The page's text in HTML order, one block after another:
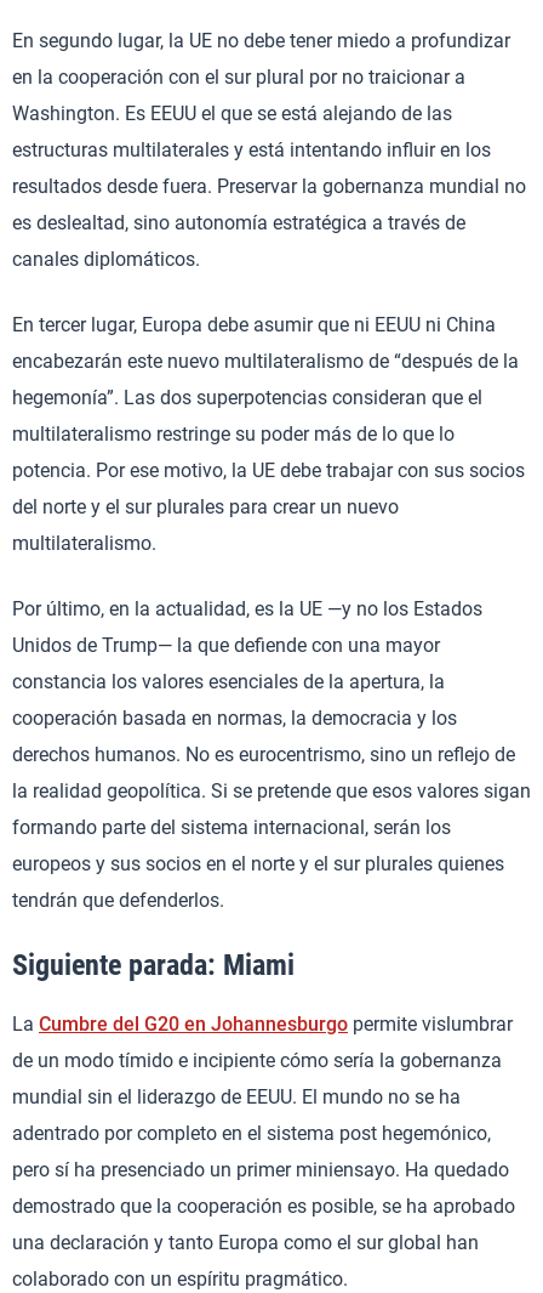
En segundo lugar, la UE no debe tener miedo a profundizar
en la cooperación con el sur plural por no traicionar a
Washington. Es EEUU el que se está alejando de las
estructuras multilaterales y está intentando influir en los
resultados desde fuera. Preservar la gobernanza mundial no
es deslealtad, sino autonomía estratégica a través de
canales diplomáticos.
En tercer lugar, Europa debe asumir que ni EEUU ni China
encabezarán este nuevo multilateralismo de “después de la
hegemonía”. Las dos superpotencias consideran que el
multilateralismo restringe su poder más de lo que lo
potencia. Por ese motivo, la UE debe trabajar con sus socios
del norte y el sur plurales para crear un nuevo
multilateralismo.
Por último, en la actualidad, es la UE —y no los Estados
Unidos de Trump— la que defiende con una mayor
constancia los valores esenciales de la apertura, la
cooperación basada en normas, la democracia y los
derechos humanos. No es eurocentrismo, sino un reflejo de
la realidad geopolítica. Si se pretende que esos valores sigan
formando parte del sistema internacional, serán los
europeos y sus socios en el norte y el sur plurales quienes
tendrán que defenderlos.
Siguiente parada: Miami
La Cumbre del G20 en Johannesburgo permite vislumbrar
de un modo tímido e incipiente cómo sería la gobernanza
mundial sin el liderazgo de EEUU. El mundo no se ha
adentrado por completo en el sistema post hegemónico,
pero sí ha presenciado un primer miniensayo. Ha quedado
demostrado que la cooperación es posible, se ha aprobado
una declaración y tanto Europa como el sur global han
colaborado con un espíritu pragmático.